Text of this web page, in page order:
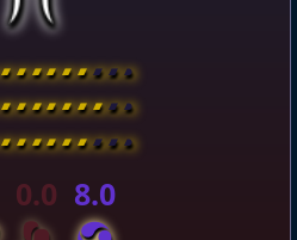
\ \ \ \ \ \ \ \ ]
\ \ \ \ \ \ \ \ ]
\ \ \ \ \ \ \ \ ]
0.0 8.0